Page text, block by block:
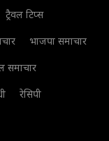
ट्रैवल टिप्स
भाजपा समाचार
समाचार
रेसिपी